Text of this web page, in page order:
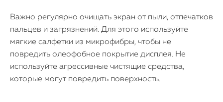
Важно регулярно очищать экран от пыли, отпечатков
пальцев и загрязнений. Для этого используйте
мягкие салфетки из микрофибры, чтобы не
повредить олеофобное покрытие дисплея. Не
используйте агрессивные чистящие средства,
которые могут повредить поверхность.